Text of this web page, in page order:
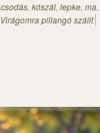
csodás, kószál, lepke, ma,
Virágomra pillangó szállt